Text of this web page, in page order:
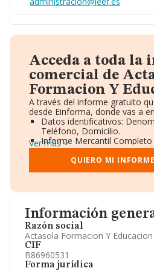
Información
Razón social
Actasola Formacion Y Educacion
CIF
B86960531
Forma jurídica
Acceda a toda la
comercial de
Formacion Y
A través del informe gratuito
desde Einforma, donde vas a
Datos identificativos:
Teléfono, Domicilio.
Informe Mercantil Completo
Gráficos de Evolución
Consejo de Administración
Directivos y Ejecutivos.
Información oficial y
Ver más
QUIERO MI